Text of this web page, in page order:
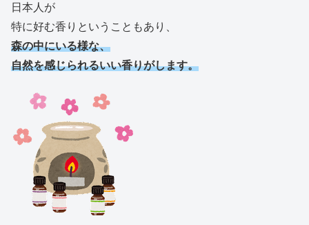
日本人が
特に好む香りということもあり、
森の中にいる様な、
自然を感じられるいい香りがします。